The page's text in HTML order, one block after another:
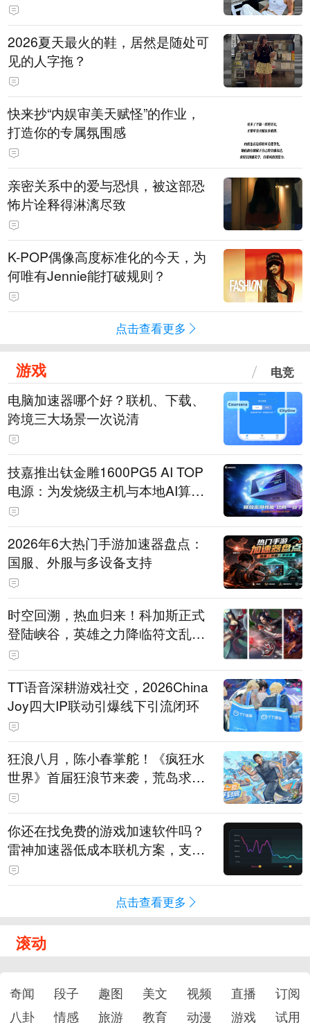
2026夏天最火的鞋，居然是随处可
见的人字拖？
快来抄“内娱审美天赋怪”的作业，
打造你的专属氛围感
亲密关系中的爱与恐惧，被这部恐
怖片诠释得淋漓尽致
K-POP偶像高度标准化的今天，为
何唯有Jennie能打破规则？
点击查看更多
游戏 电竞
电脑加速器哪个好？联机、下载、
跨境三大场景一次说清
技嘉推出钛金雕1600PG5 AI TOP
电源：为发烧级主机与本地AI算力
打造旗舰供电方案
2026年6大热门手游加速器盘点：
国服、外服与多设备支持
时空回溯，热血归来！科加斯正式
登陆峡谷，英雄之力降临符文乱
斗！
TT语音深耕游戏社交，2026China
Joy四大IP联动引爆线下引流闭环
狂浪八月，陈小春掌舵！《疯狂水
世界》首届狂浪节来袭，荒岛求生
直播即将开启
你还在找免费的游戏加速软件吗？
雷神加速器低成本联机方案，支持
免费试用
点击查看更多
滚动
奇闻 段子 趣图 美文 视频 直播
订阅
八卦
情感 旅游 教育 动漫 游戏 试用